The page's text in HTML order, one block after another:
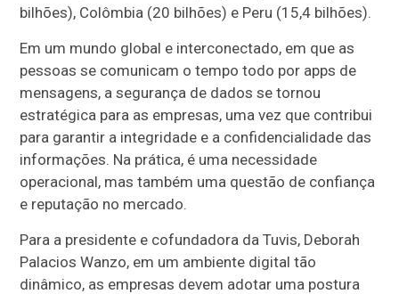
bilhões), Colômbia (20 bilhões) e Peru (15,4 bilhões).
Em um mundo global e interconectado, em que as
pessoas se comunicam o tempo todo por apps de
mensagens, a segurança de dados se tornou
estratégica para as empresas, uma vez que contribui
para garantir a integridade e a confidencialidade das
informações. Na prática, é uma necessidade
operacional, mas também uma questão de confiança
e reputação no mercado.
Para a presidente e cofundadora da Tuvis, Deborah
Palacios Wanzo, em um ambiente digital tão
dinâmico, as empresas devem adotar uma postura